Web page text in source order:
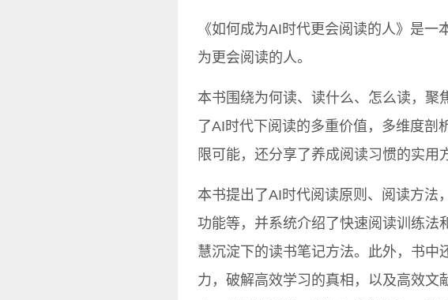
《如何成为AI时代更会阅读的人》是
为更会阅读的人。
本书围绕为何读、读什么、怎么读，
了AI时代下阅读的多重价值，多维度
限可能，还分享了养成阅读习惯的实用
本书提出了AI时代阅读原则、阅读方法
功能等，并系统介绍了快速阅读训练法
慧沉淀下的读书笔记方法。此外，书中
力，破解高效学习的真相，以及高效文